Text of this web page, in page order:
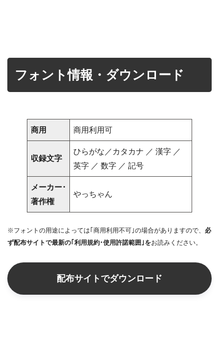
フォント情報・ダウンロード
商用 商用利用可
収録文字
ひらがな／カタカナ ／ 漢字 ／
英字 ／ 数字 ／ 記号
メーカー･
著作権
やっちゃん
※フォントの用途によっては｢商用利用不可｣の場合がありますので、 必
ず配布サイトで最新の｢利用規約･使用許諾範囲｣をお読みください。
配布サイトでダウンロード